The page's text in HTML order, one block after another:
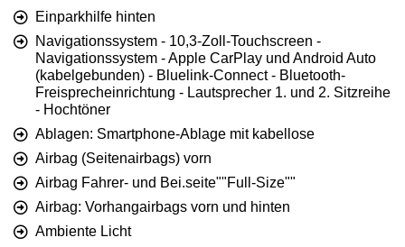
Einparkhilfe hinten
Navigationssystem - 10,3-Zoll-Touchscreen -
Navigationssystem - Apple CarPlay und Android Auto
(kabelgebunden) - Bluelink-Connect - Bluetooth-
Freisprecheinrichtung - Lautsprecher 1. und 2. Sitzreihe
- Hochtöner
Ablagen: Smartphone-Ablage mit kabellose
Airbag (Seitenairbags) vorn
Airbag Fahrer- und Bei.seite""Full-Size""
Airbag: Vorhangairbags vorn und hinten
Ambiente Licht